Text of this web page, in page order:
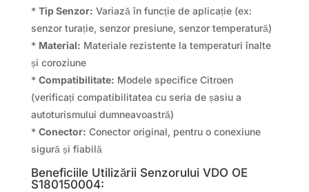
* Tip Senzor: Variază în funcție de aplicație (ex:
senzor turație, senzor presiune, senzor temperatură)
* Material: Materiale rezistente la temperaturi înalte
și coroziune
* Compatibilitate: Modele specifice Citroen
(verificați compatibilitatea cu seria de șasiu a
autoturismului dumneavoastră)
* Conector: Conector original, pentru o conexiune
sigură și fiabilă
Beneficiile Utilizării Senzorului VDO OE
S180150004: